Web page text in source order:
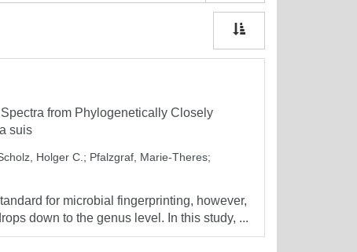
from Phylogenetically Closely
suis
Holger C. ; Pfalzgraf, Marie-Theres;
for microbial fingerprinting, however,
down to the genus level. In this study, ...